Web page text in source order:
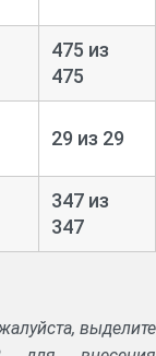
475 из
475
29 из 29
347 из
347
выделите